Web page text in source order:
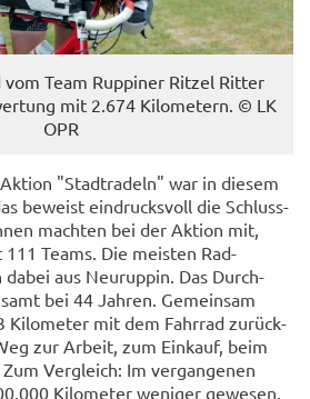
Team Rup­pi­ner Rit­zel Rit­ter
mit 2.674 Ki­lo­me­tern. © LK
OPR
"Stadt­ra­deln" war in die­sem
be­weist ein­drucks­voll die Schluss­
mach­ten bei der Ak­ti­on mit,
Teams. Die meis­ten Rad­
aus Neu­rup­pin. Das Durch­
bei 44 Jah­ren. Ge­mein­sam
Ki­lo­me­ter mit dem Fahr­rad zu­rück­
zur Ar­beit, zum Ein­kauf, beim
Ver­gleich: Im ver­gan­ge­nen
Ki­lo­me­ter we­ni­ger ge­we­sen.